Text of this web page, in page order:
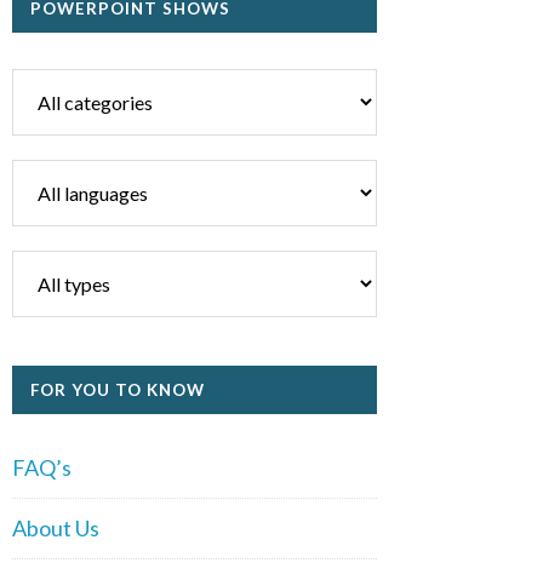
POWERPOINT SHOWS
FOR YOU TO KNOW
FAQ’s
About Us